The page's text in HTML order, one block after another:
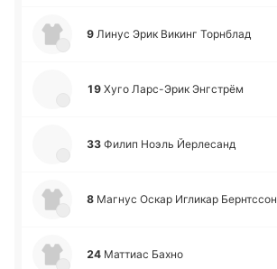
9 Линус Эрик Викинг То­рнблад
19 Хуго Ла­рс-Э­рик Энгстрём
33 Филип Ноэль Йе­рле­санд
8 Магнус Оскар Игли­кар Бе­рнтссон
24 Ма­ттиас Бахно